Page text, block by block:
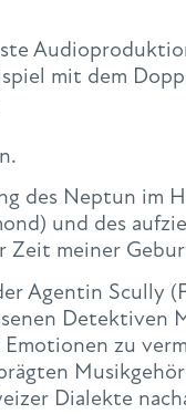
mit dem
des Neptun im
und des
meiner
Agentin Scully
zu
Dialekte